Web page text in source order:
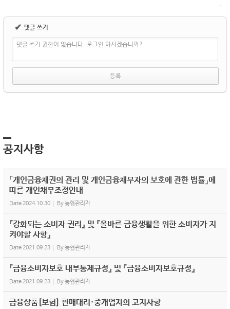
✔ 댓글 쓰기
댓글 쓰기 권한이 없습니다. 로그인 하시겠습니까?
공지사항
「개인금융채권의 관리 및 개인금융채무자의 보호에 관한 법률」에
따른 개인채무조정안내
Date2024.10.30 By농협관리자
『강화되는 소비자 권리』 및 『올바른 금융생활을 위한 소비자가 지
켜야할 사항』
Date2021.09.23 By농협관리자
『금융소비자보호 내부통제규정』 및 『금융소비자보호규정』
Date2021.09.23 By농협관리자
금융상품[보험] 판매대리·중개업자의 고지사항